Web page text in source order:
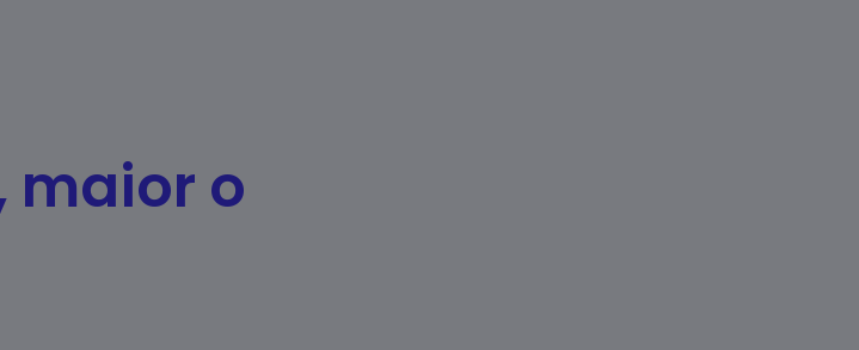
maior o